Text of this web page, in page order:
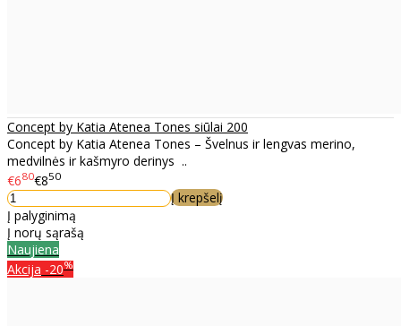
Concept by Katia Atenea Tones siūlai 200
Concept by Katia Atenea Tones – Švelnus ir lengvas merino,
medvilnės ir kašmyro derinys ..
€680€850
Į krepšelį
Į palyginimą
Į norų sąrašą
Naujiena
Akcija -20%